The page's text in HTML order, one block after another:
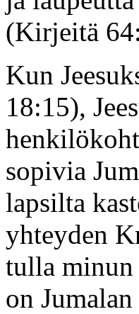
(Kirjeitä
Kun
18:15),
sopivia
lapsilta
yhteyden
tulla minun
on